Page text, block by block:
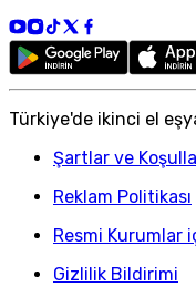
Türkiye'de ikinci el
Şartlar ve
Reklam Politikası
Resmi Kurumlar
Gizlilik Bildirimi